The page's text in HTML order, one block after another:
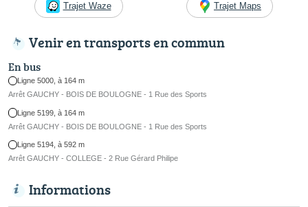
Trajet Waze Trajet Maps
Venir en transports en commun
En bus
Ligne 5000, à 164 m
Arrêt GAUCHY - BOIS DE BOULOGNE - 1 Rue des Sports
Ligne 5199, à 164 m
Arrêt GAUCHY - BOIS DE BOULOGNE - 1 Rue des Sports
Ligne 5194, à 592 m
Arrêt GAUCHY - COLLEGE - 2 Rue Gérard Philipe
Informations